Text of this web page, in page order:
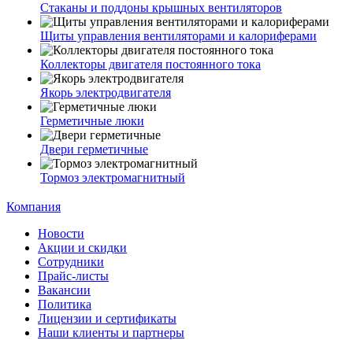
Стаканы и поддоны крышных вентиляторов
Щиты управления вентиляторами и калориферами
Коллекторы двигателя постоянного тока
Якорь электродвигателя
Герметичные люки
Двери герметичные
Тормоз электромагнитный
Компания
Новости
Акции и скидки
Сотрудники
Прайс-листы
Вакансии
Политика
Лицензии и сертификаты
Наши клиенты и партнеры